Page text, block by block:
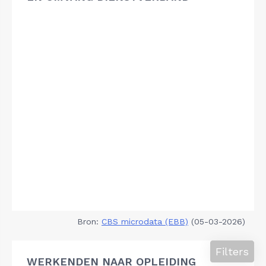
Bron: CBS microdata (EBB) (05-03-2026)
WERKENDEN NAAR OPLEIDING
Filters